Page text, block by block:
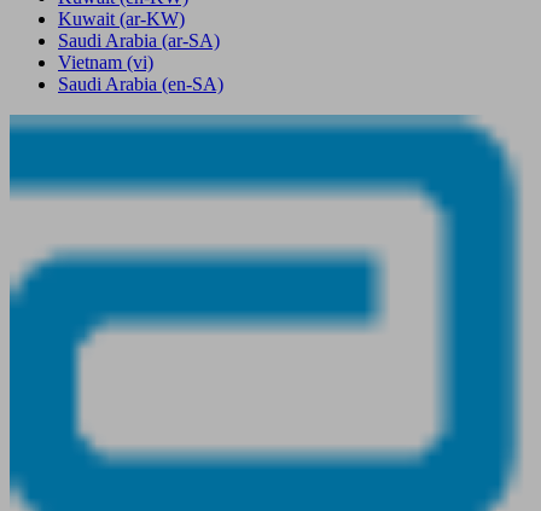
Kuwait (ar-KW)
Saudi Arabia (ar-SA)
Vietnam (vi)
Saudi Arabia (en-SA)